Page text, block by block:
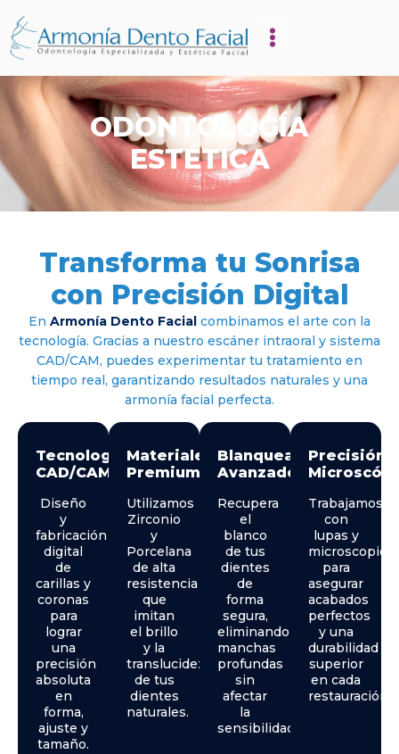
ODONTOLOGÍA
ESTÉTICA
Transforma tu Sonrisa
con Precisión Digital
En Armonía Dento Facial combinamos el arte con la
tecnología. Gracias a nuestro escáner intraoral y sistema
CAD/CAM, puedes experimentar tu tratamiento en
tiempo real, garantizando resultados naturales y una
armonía facial perfecta.
Tecnología
CAD/CAM
Diseño
y
fabricación
digital
de
carillas y
coronas
para
lograr
una
precisión
absoluta
en
forma,
ajuste y
tamaño.
Materiales
Premium
Utilizamos
Zirconio
y
Porcelana
de alta
resistencia
que
imitan
el brillo
y la
translucidez
de tus
dientes
naturales.
Blanqueamiento
Avanzado
Recupera
el
blanco
de tus
dientes
de
forma
segura,
eliminando
manchas
profundas
sin
afectar
la
sensibilidad.
Precisión
Trabajamos
con
lupas y
microscopios
para
asegurar
acabados
perfectos
y una
durabilidad
superior
en cada
restauración.